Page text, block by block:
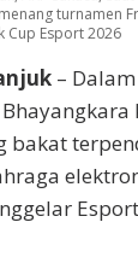
turnamen
Cup Esport 2026
–
bakat